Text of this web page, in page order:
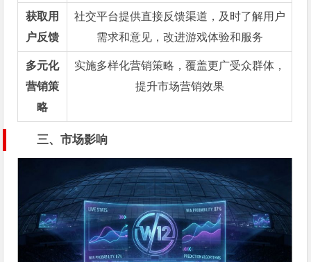
获取用
户反馈
社交平台提供直接反馈渠道，及时了解用户
需求和意见，改进游戏体验和服务
多元化
营销策
略
实施多样化营销策略，覆盖更广受众群体，
提升市场营销效果
三、市场影响